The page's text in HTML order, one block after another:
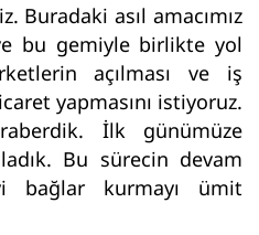
Buradaki asıl amacımız
bu gemiyle birlikte yol
açılması ve iş
yapmasını istiyoruz.
İlk günümüze
Bu sürecin devam
bağlar kurmayı ümit